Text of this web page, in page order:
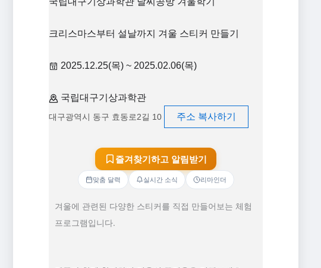
크리스마스부터 설날까지 겨울 스티커 만들기
2025.12.25(목) ~ 2025.02.06(목)
국립대구기상과학관
대구광역시 동구 효동로2길 10 주소 복사하기
즐겨찾기하고 알림받기
맞춤 달력 실시간 소식 리마인더
겨울에 관련된 다양한 스티커를 직접 만들어보는 체험
프로그램입니다.